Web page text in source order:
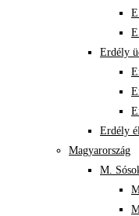
Erdély
Erdély
Magyarország
M.